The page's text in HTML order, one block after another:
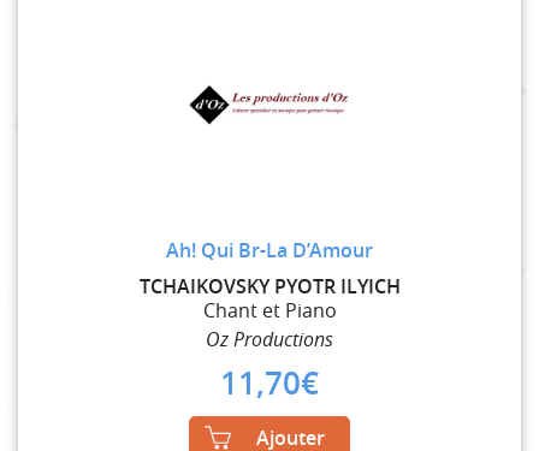
Ah! Qui Br-La D’Amour
TCHAIKOVSKY PYOTR ILYICH
Chant et Piano
Oz Productions
11,70€
Ajouter